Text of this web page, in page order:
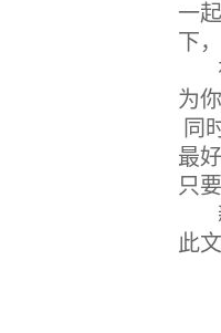
一
下
为
同
最
只
此